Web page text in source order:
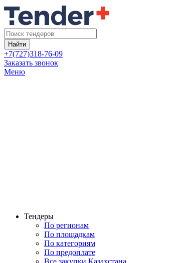
Найти
+7(727)318-76-09
Заказать звонок
Меню
Тендеры
По регионам
По площадкам
По категориям
По предоплате